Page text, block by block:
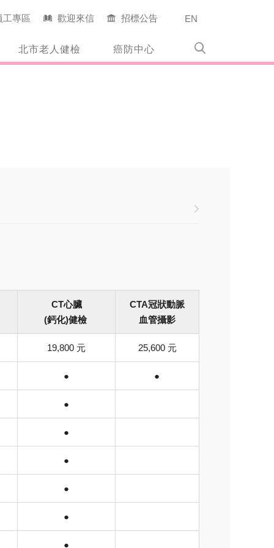
工專區 歡迎來信 招標公告 EN
北市老人健檢 癌防中心
CT心臟
(鈣化)健檢
CTA冠狀動脈
血管攝影
19,800 元 25,600 元
● ●
●
●
●
●
●
●